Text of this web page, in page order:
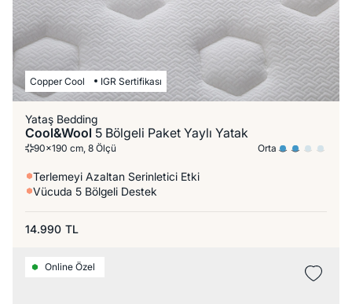
Copper Cool IGR Sertifikası
Yataş Bedding
Cool&Wool 5 Bölgeli Paket Yaylı Yatak
90x190 cm, 8 Ölçü Orta
Terlemeyi Azaltan Serinletici Etki
Vücuda 5 Bölgeli Destek
14.990 TL
Online Özel